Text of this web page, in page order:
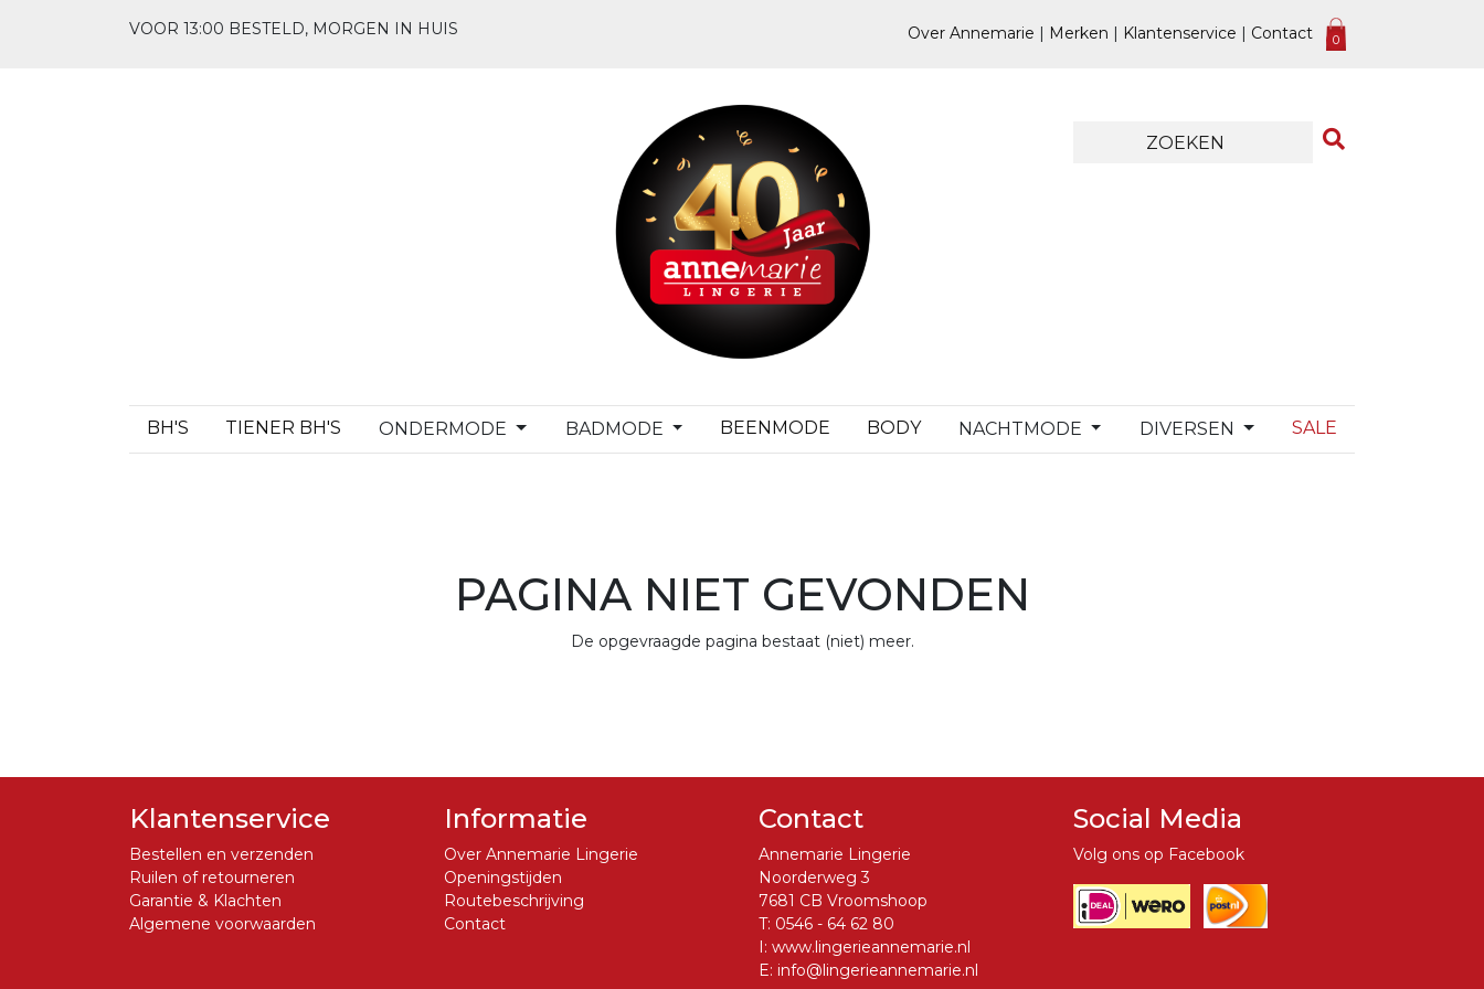
VOOR 13:00 BESTELD, MORGEN IN HUIS Over Annemarie | Merken | Klantenservice | Contact 0
BH'S TIENER BH'S ONDERMODE BADMODE BEENMODE BODY NACHTMODE DIVERSEN SALE
PAGINA NIET GEVONDEN
De opgevraagde pagina bestaat (niet) meer.
Klantenservice
Bestellen en verzenden
Ruilen of retourneren
Garantie & Klachten
Algemene voorwaarden
Informatie
Over Annemarie Lingerie
Openingstijden
Routebeschrijving
Contact
Contact
Annemarie Lingerie
Noorderweg 3
7681 CB Vroomshoop
T: 0546 - 64 62 80
I: www.lingerieannemarie.nl
E: info@lingerieannemarie.nl
Social Media
Volg ons op Facebook